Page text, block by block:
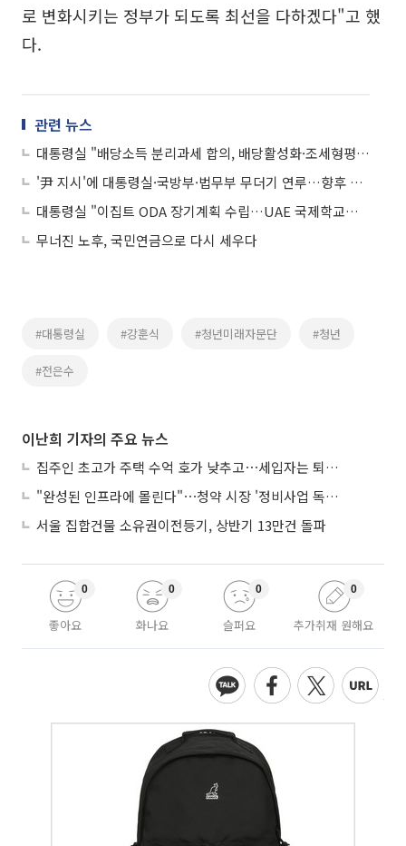
로 변화시키는 정부가 되도록 최선을 다하겠다"고 했
다.
관련 뉴스
대통령실 "배당소득 분리과세 합의, 배당활성화·조세형평성 확보"
'尹 지시'에 대통령실·국방부·법무부 무더기 연루…향후 법정서 다툴 쟁점은
대통령실 "이집트 ODA 장기계획 수립…UAE 국제학교도 살펴봐야"
무너진 노후, 국민연금으로 다시 세우다
#대통령실 #강훈식 #청년미래자문단 #청년
#전은수
이난희 기자의 주요 뉴스
집주인 초고가 주택 수억 호가 낮추고⋯세입자는 퇴거 위기
"완성된 인프라에 몰린다"⋯청약 시장 '정비사업 독주' 42배 격차
서울 집합건물 소유권이전등기, 상반기 13만건 돌파
좋아요
0
화나요
0
슬퍼요
0
추가취재 원해요
0